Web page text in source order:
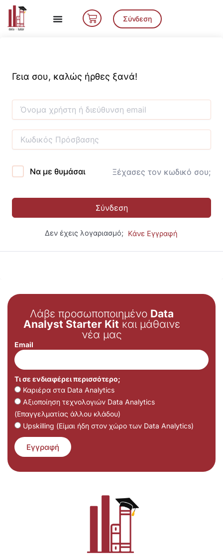
Μετάβαση
περιεχόμενο
Cart Σύνδεση
Γεια σου, καλώς ήρθες ξανά!
Να με θυμάσαι Ξέχασες τον κωδικό σου;
Σύνδεση
Δεν έχεις λογαριασμό; Κάνε Εγγραφή
Λάβε προσωποποιημένο Data
Analyst Starter Kit και μάθαινε
νέα μας
Email
Τι σε ενδιαφέρει περισσότερο;
Καριέρα στα Data Analytics
Αξιοποίηση τεχνολογιών Data Analytics
(Επαγγελματίας άλλου κλάδου)
Upskilling (Είμαι ήδη στον χώρο των Data Analytics)
Εγγραφή